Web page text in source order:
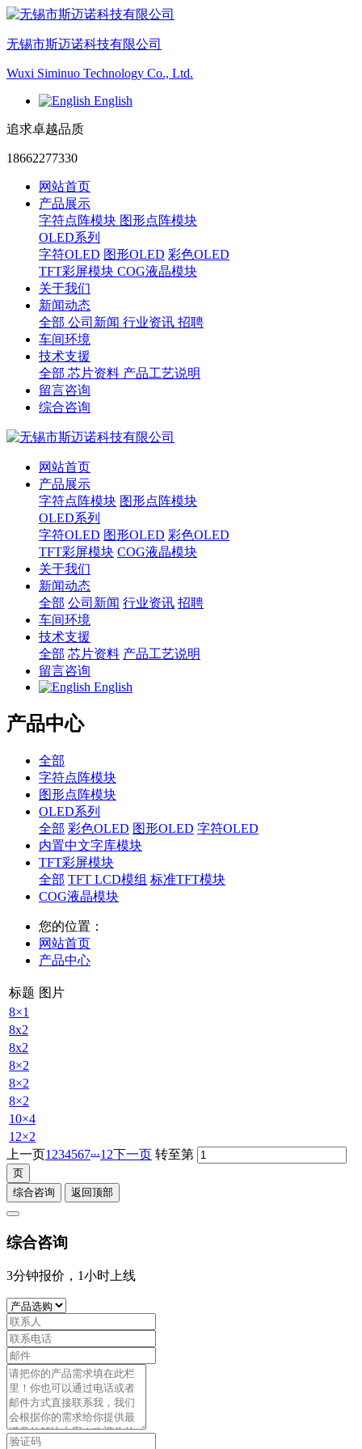
无锡市斯迈诺科技有限公司
Wuxi Siminuo Technology Co., Ltd.
English
追求卓越品质
18662277330
网站首页
产品展示
字符点阵模块 图形点阵模块
OLED系列
字符OLED 图形OLED 彩色OLED
TFT彩屏模块 COG液晶模块
关于我们
新闻动态
全部 公司新闻 行业资讯 招聘
车间环境
技术支援
全部 芯片资料 产品工艺说明
留言咨询
综合咨询
网站首页
产品展示
字符点阵模块 图形点阵模块
OLED系列
字符OLED 图形OLED 彩色OLED
TFT彩屏模块 COG液晶模块
关于我们
新闻动态
全部 公司新闻 行业资讯 招聘
车间环境
技术支援
全部 芯片资料 产品工艺说明
留言咨询
English
产品中心
全部
字符点阵模块
图形点阵模块
OLED系列
全部 彩色OLED 图形OLED 字符OLED
内置中文字库模块
TFT彩屏模块
全部 TFT LCD模组 标准TFT模块
COG液晶模块
您的位置：
网站首页
产品中心
标题 图片
8×1
8x2
8x2
8×2
8×2
8×2
10×4
12×2
上一页1 234567...12下一页 转至第
综合咨询 返回顶部
综合咨询
3分钟报价，1小时上线